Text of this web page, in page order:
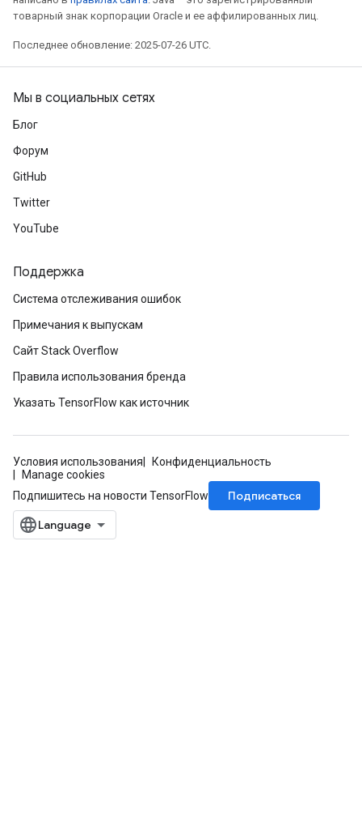
товарный знак корпорации Oracle и ее аффилированных лиц.
Последнее обновление: 2025-07-26 UTC.
Мы в социальных сетях
Блог
Форум
GitHub
Twitter
YouTube
Поддержка
Система отслеживания ошибок
Примечания к выпускам
Сайт Stack Overflow
Правила использования бренда
Указать TensorFlow как источник
Условия использования
Конфиденциальность
Manage cookies
Подпишитесь на новости TensorFlow
Подписаться